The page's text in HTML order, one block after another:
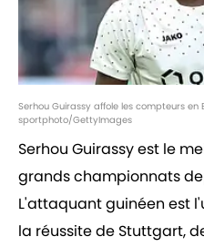
Serhou Guirassy affole les compteurs
sportphoto/GettyImages
Serhou Guirassy est le
grands championnats
L'attaquant guinéen est
la réussite de Stuttgart,